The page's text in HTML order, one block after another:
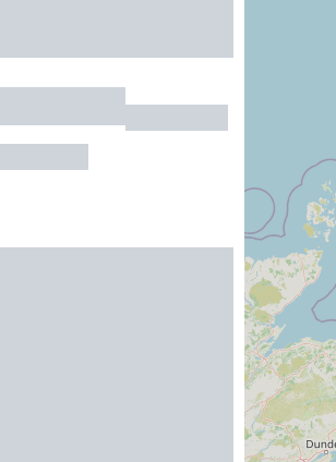
de Juliette
ARROUT
maximum